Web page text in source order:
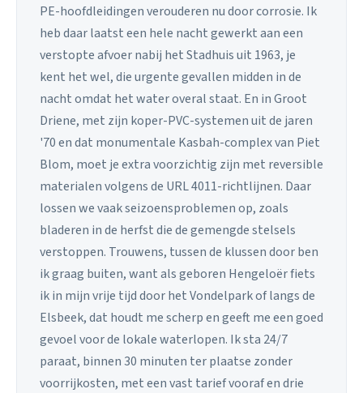
PE-hoofdleidingen verouderen nu door corrosie. Ik
heb daar laatst een hele nacht gewerkt aan een
verstopte afvoer nabij het Stadhuis uit 1963, je
kent het wel, die urgente gevallen midden in de
nacht omdat het water overal staat. En in Groot
Driene, met zijn koper-PVC-systemen uit de jaren
'70 en dat monumentale Kasbah-complex van Piet
Blom, moet je extra voorzichtig zijn met reversible
materialen volgens de URL 4011-richtlijnen. Daar
lossen we vaak seizoensproblemen op, zoals
bladeren in de herfst die de gemengde stelsels
verstoppen. Trouwens, tussen de klussen door ben
ik graag buiten, want als geboren Hengeloër fiets
ik in mijn vrije tijd door het Vondelpark of langs de
Elsbeek, dat houdt me scherp en geeft me een goed
gevoel voor de lokale waterlopen. Ik sta 24/7
paraat, binnen 30 minuten ter plaatse zonder
voorrijkosten, met een vast tarief vooraf en drie